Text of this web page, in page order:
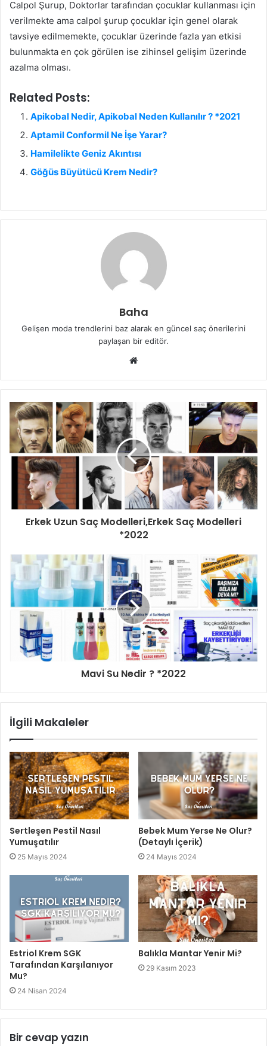
Calpol Şurup, Doktorlar tarafından çocuklar kullanması için
verilmekte ama calpol şurup çocuklar için genel olarak
tavsiye edilmemekte, çocuklar üzerinde fazla yan etkisi
bulunmakta en çok görülen ise zihinsel gelişim üzerinde
azalma olması.
Related Posts:
Apikobal Nedir, Apikobal Neden Kullanılır ? *2021
Aptamil Conformil Ne İşe Yarar?
Hamilelikte Geniz Akıntısı
Göğüs Büyütücü Krem Nedir?
Baha
Gelişen moda trendlerini baz alarak en güncel saç önerilerini
paylaşan bir editör.
Web
Erkek Uzun Saç Modelleri,Erkek Saç Modelleri
*2022
Mavi Su Nedir ? *2022
İlgili Makaleler
Sertleşen Pestil Nasıl
Yumuşatılır
25 Mayıs 2024
Bebek Mum Yerse Ne Olur?
(Detaylı İçerik)
24 Mayıs 2024
Estriol Krem SGK
Tarafından Karşılanıyor
Mu?
24 Nisan 2024
Balıkla Mantar Yenir Mi?
29 Kasım 2023
Bir cevap yazın